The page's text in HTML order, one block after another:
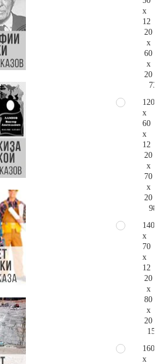
x
12
20
x
60
x
20
120
x
60
x
12
20
x
70
x
20
140
x
70
x
12
20
x
80
x
20
160
x